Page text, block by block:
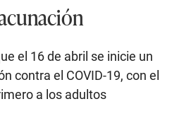
el 16 de abril se inicie un
contra el COVID-19, con el
a los adultos